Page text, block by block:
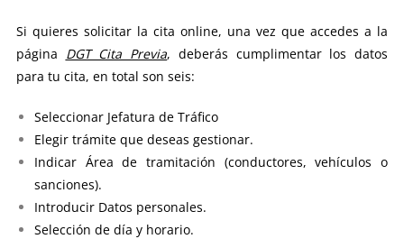
Si quieres solicitar la cita online, una vez que accedes a la
página DGT Cita Previa, deberás cumplimentar los datos
para tu cita, en total son seis:
Seleccionar Jefatura de Tráfico
Elegir trámite que deseas gestionar.
Indicar Área de tramitación (conductores, vehículos o
sanciones).
Introducir Datos personales.
Selección de día y horario.